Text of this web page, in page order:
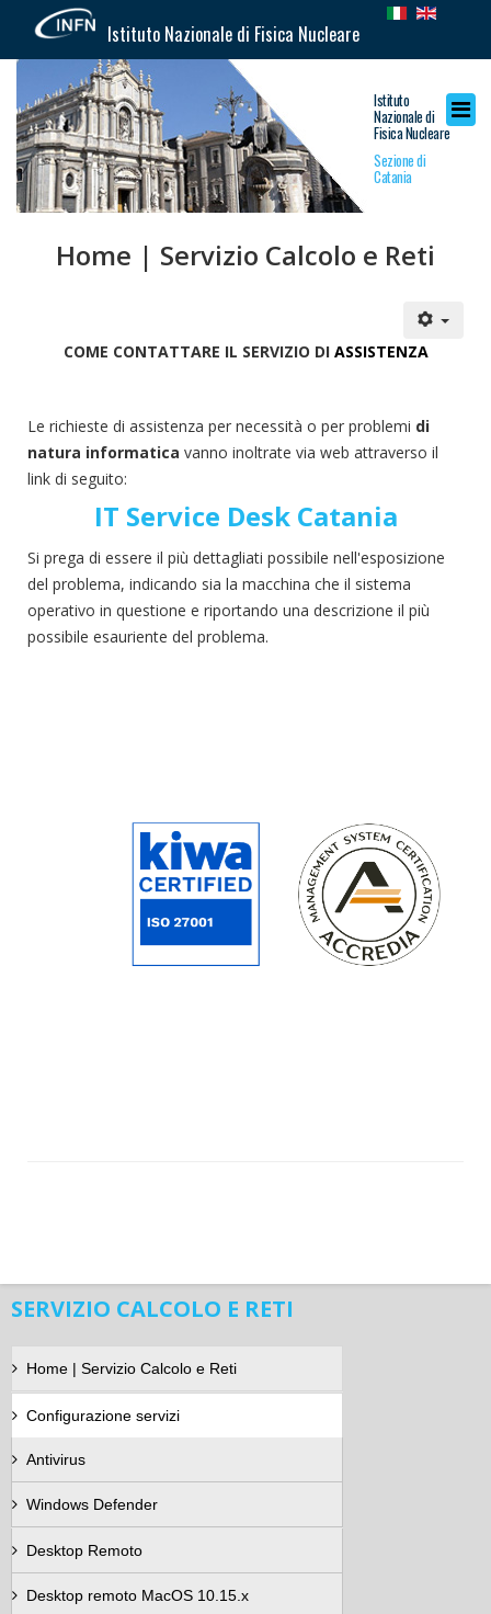
Istituto Nazionale di Fisica Nucleare
Istituto
Nazionale di
Fisica Nucleare
Sezione di
Catania
Home | Servizio Calcolo e Reti
COME CONTATTARE IL SERVIZIO DI ASSISTENZA
Le richieste di assistenza per necessità o per problemi di
natura informatica vanno inoltrate via web attraverso il
link di seguito:
IT Service Desk Catania
Si prega di essere il più dettagliati possibile nell'esposizione
del problema, indicando sia la macchina che il sistema
operativo in questione e riportando una descrizione il più
possibile esauriente del problema.
SERVIZIO CALCOLO E RETI
Home | Servizio Calcolo e Reti
Configurazione servizi
Antivirus
Windows Defender
Desktop Remoto
Desktop remoto MacOS 10.15.x